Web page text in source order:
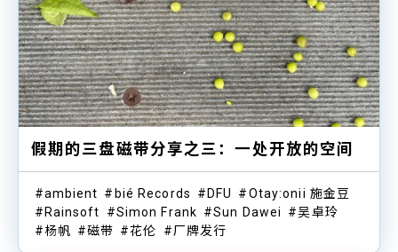
假期的三盘磁带分享之三：一处开放的空间
ambient bié Records DFU
Otay:onii 施金豆
Rainsoft
Simon Frank Sun Dawei
吴卓玲
杨帆
磁带 花伦 厂牌发行